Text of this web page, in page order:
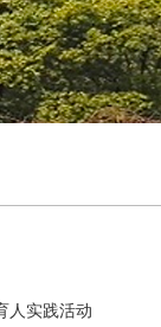
人实践活动